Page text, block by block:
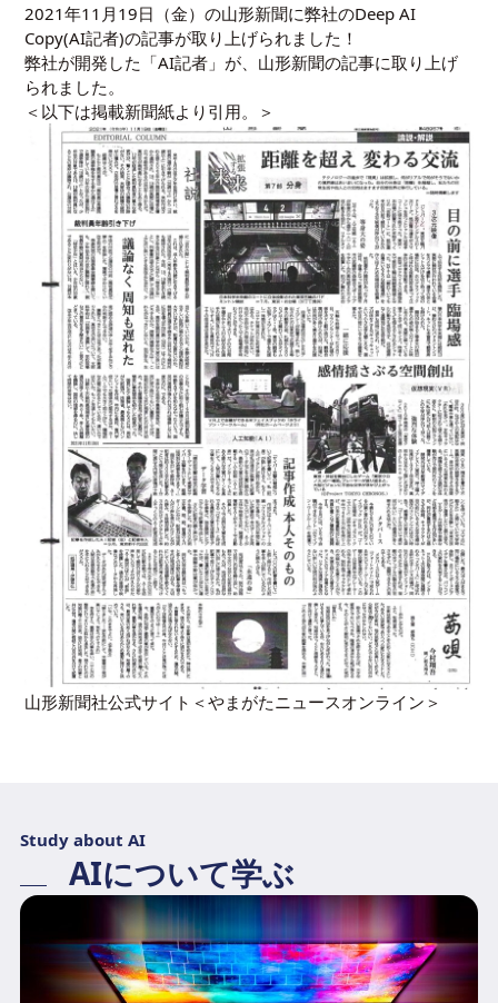
2021年11月19日（金）の山形新聞に弊社のDeep AI
Copy(AI記者)の記事が取り上げられました！
弊社が開発した「AI記者」が、山形新聞の記事に取り上げ
られました。
＜以下は掲載新聞紙より引用。＞
山形新聞社公式サイト＜やまがたニュースオンライン ＞
Study about AI
AIについて学ぶ